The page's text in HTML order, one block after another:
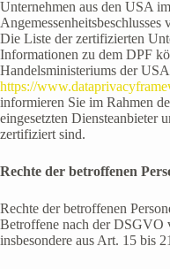
Unternehmen aus den USA
Die Liste der zertifizierten
Informationen zu dem DPF
Handelsministeriums der
https://
informieren Sie im Rahmen
eingesetzten Diensteanbieter
zertifiziert sind.
Rechte der betroffenen
Rechte der betroffenen
Betroffene nach der DSGVO
insbesondere aus Art. 15 bis